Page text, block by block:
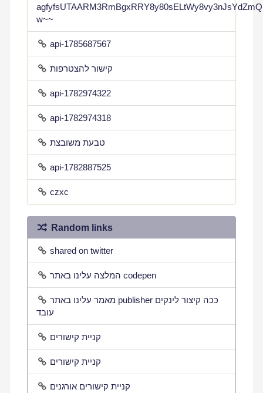
w~~
api-1785687567
קישור להצטרפות
api-1782974322
api-1782974318
טבעת משובצת
api-1782887525
czxc
Random links
shared on twitter
המלצה עלינו באתר codepen
מאמר עלינו באתר publisher ככה קיצור לינקים
עובד
קניית קישורים
קניית קישורים
קניית קישורים אורגנים